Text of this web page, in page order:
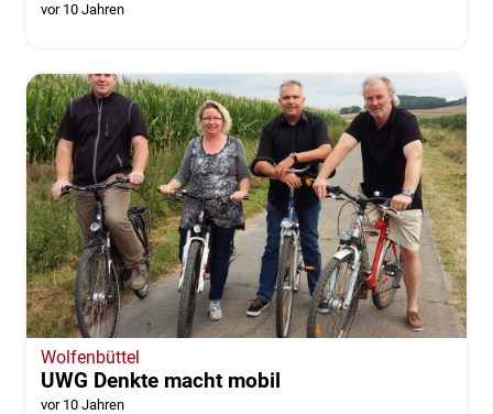
vor 10 Jahren
Wolfenbüttel
UWG Denkte macht mobil
vor 10 Jahren